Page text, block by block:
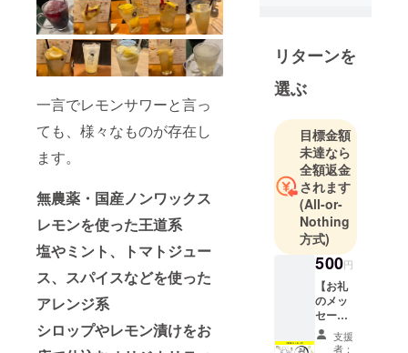
一言でレモンサワーと言っ
ても、様々なものが存在し
ます。
無農薬・国産ノンワックス
レモンを使った王道系
塩やミント、トマトジュー
ス、スパイスなどを使った
アレンジ系
シロップやレモン漬けをお
の仕事をし
ています！
2021年10月
ラミングを
習い始めま
した。プロ
トアウトス
タジオpo05
期生。
リターンを
選ぶ
目標金額
未達なら
全額返金
されます
(All-or-
Nothing
方式)
500円
【お礼
のメッ
セー
ジ】 ご
支援い
支援
者：